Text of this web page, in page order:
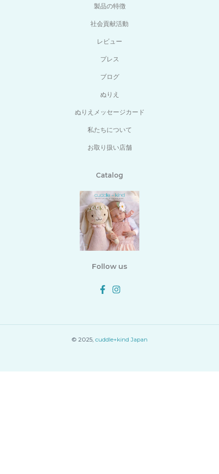
製品の特徴
社会貢献活動
レビュー
プレス
ブログ
ぬりえ
ぬりえメッセージカード
私たちについて
お取り扱い店舗
Catalog
Follow us
© 2025, cuddle+kind Japan